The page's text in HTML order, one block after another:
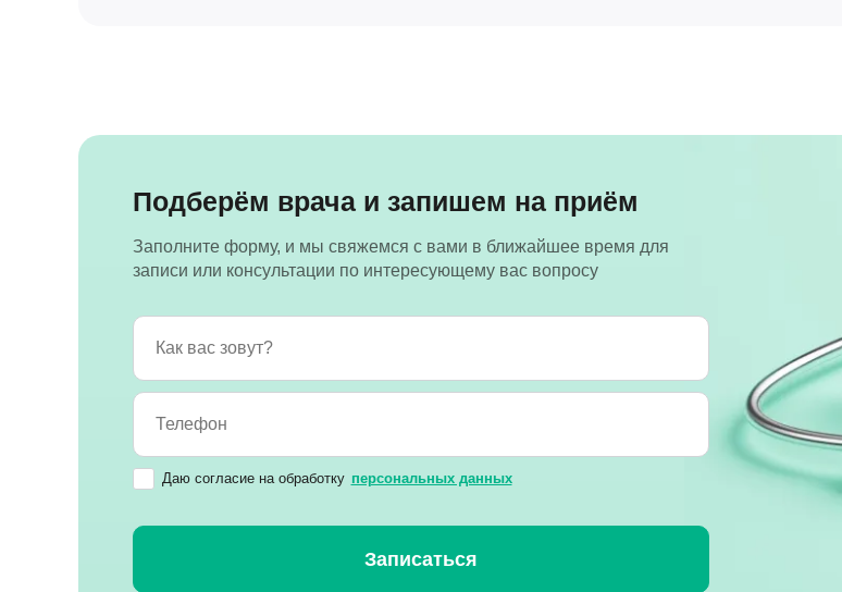
Подберём врача и запишем на приём
Заполните форму, и мы свяжемся с вами в ближайшее время для
записи или консультации по интересующему вас вопросу
Даю согласие на обработку персональных данных